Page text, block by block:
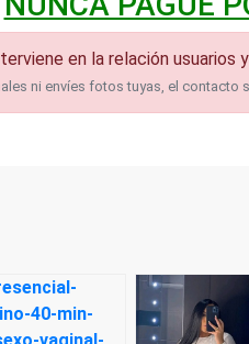
en la relación usuarios
ni envíes fotos tuyas, el contacto